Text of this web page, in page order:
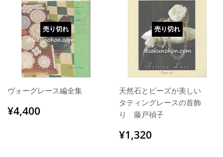
売り切れ
ヴォーグレース編全集
通
常
¥4,400
売り切れ
天然石とビーズが美しい
タティングレースの首飾
り 藤戸禎子
通
常
¥1,320